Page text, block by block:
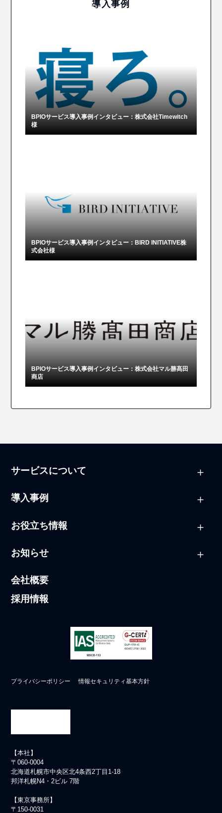
導入事例
BPIOサービス導入事例インタビュー：株式会社Timewitch
様
BPIOサービス導入事例インタビュー：BIRD INITIATIVE株
式会社様
BPIOサービス導入事例インタビュー：株式会社マル勝髙田
商店
サービスについて
導入事例
お役立ち情報
お知らせ
会社概要
採用情報
プライバシーポリシー 情報セキュリティ基本方針
【本社】
〒060-0004
北海道札幌市中央区北4条西2丁目1-18
邦洋札幌N4・2ビル 7階
【東京事務所】
〒150-0031